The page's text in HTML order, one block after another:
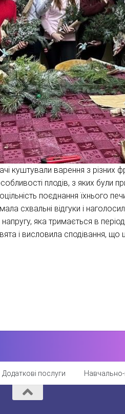
куштували варення з різних
плодів, з яких були
поєднання їхнього
схвальні відгуки і
яка тримається в
і висловила сподівання,
Додаткові послуги Навчально-